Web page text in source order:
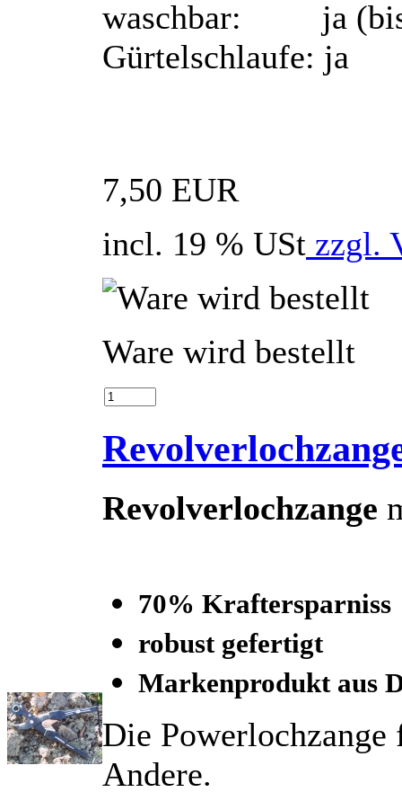
waschbar: ja (bis
Gürtelschlaufe: ja
7,50 EUR
incl. 19 % USt zzgl.
Ware wird bestellt
Revolverlochzange
70% Kraftersparniss
robust gefertigt
Markenprodukt aus
Die
Andere.